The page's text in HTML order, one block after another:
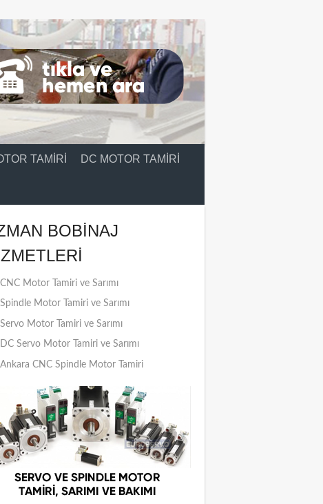
TAMIRI DC MOTOR TAMIRI
BOBINAJ
CNC Motor Tamiri ve Sarımı
Spindle Motor Tamiri ve Sarımı
Servo Motor Tamiri ve Sarımı
DC Servo Motor Tamiri ve Sarımı
Ankara CNC Spindle Motor Tamiri